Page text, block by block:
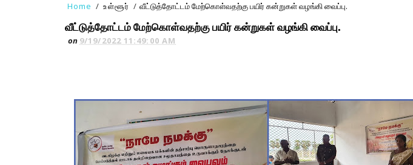
Home / உள்ளூர் / வீட்டுத்தோட்டம் மேற்கொள்வதற்கு பயிர் கன்றுகள் வழங்கி வைப்பு.
வீட்டுத்தோட்டம் மேற்கொள்வதற்கு பயிர் கன்றுகள் வழங்கி வைப்பு.
on 9/19/2022 11:49:00 AM